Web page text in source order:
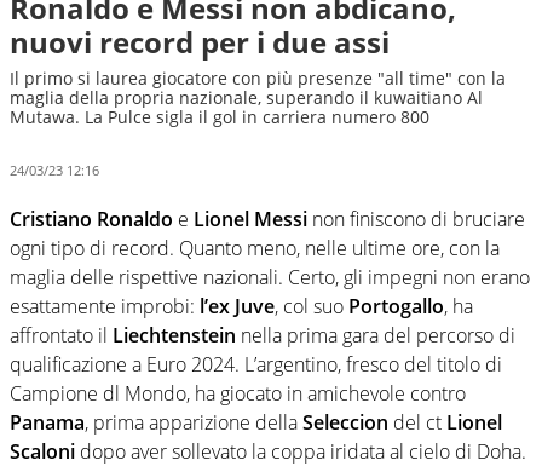
nuovi record per i due assi
Il primo si laurea giocatore con più presenze "all time" con la
maglia della propria nazionale, superando il kuwaitiano Al
Mutawa. La Pulce sigla il gol in carriera numero 800
24/03/23 12:16
Cristiano Ronaldo e Lionel Messi non finiscono di bruciare
ogni tipo di record. Quanto meno, nelle ultime ore, con la
maglia delle rispettive nazionali. Certo, gli impegni non erano
esattamente improbi: l’ex Juve, col suo Portogallo, ha
affrontato il Liechtenstein nella prima gara del percorso di
qualificazione a Euro 2024. L’argentino, fresco del titolo di
Campione dl Mondo, ha giocato in amichevole contro
Panama, prima apparizione dellaSeleccion del ct Lionel
Scaloni dopo aver sollevato la coppa iridata al cielo di Doha.